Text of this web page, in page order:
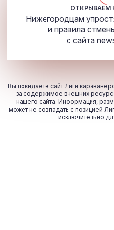
ОТКРЫВАЕМ
Нижегородцам
и правила
с сайта
Вы покидаете сайт Лиги
за содержимое внешних
нашего сайта. Информация,
может не совпадать с позицией
исключительно